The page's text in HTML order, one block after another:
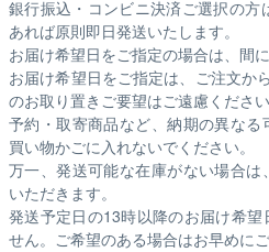
銀行振込・コンビニ決済ご選択の
あれば原則即日発送いたします。
お届け希望日をご指定の場合は、間
お届け希望日をご指定は、ご注文か
のお取り置きご要望はご遠慮ください
予約・取寄商品など、納期の異な
買い物かごに入れないでください。
万一、発送可能な在庫がない場合
いただきます。
発送予定日の13時以降のお届け希
せん。ご希望のある場合はお早めに